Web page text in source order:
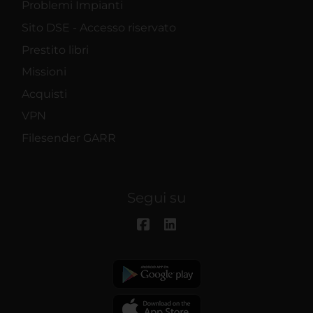
Problemi Impianti
Sito DSE - Accesso riservato
Prestito libri
Missioni
Acquisti
VPN
Filesender GARR
Segui su